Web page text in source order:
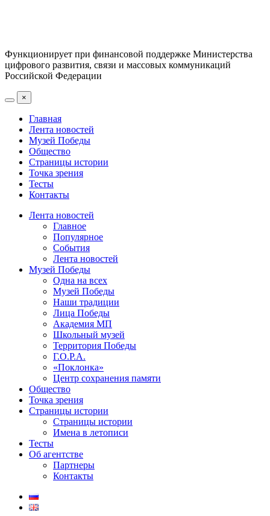
Функционирует при финансовой поддержке Министерства
цифрового развития, связи и массовых коммуникаций
Российской Федерации
×
Главная
Лента новостей
Музей Победы
Общество
Страницы истории
Точка зрения
Тесты
Контакты
Лента новостей
Главное
Популярное
События
Лента новостей
Музей Победы
Одна на всех
Музей Победы
Наши традиции
Лица Победы
Академия МП
Школьный музей
Территория Победы
Г.О.Р.А.
«Поклонка»
Центр сохранения памяти
Общество
Точка зрения
Страницы истории
Страницы истории
Имена в летописи
Тесты
Об агентстве
Партнеры
Контакты